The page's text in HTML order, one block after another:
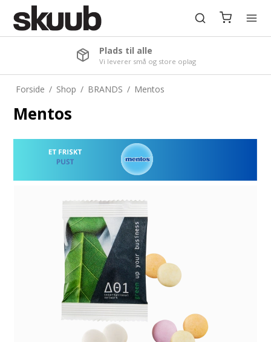
Plads til alle
Vi leverer små og store oplag
Forside / Shop / BRANDS / Mentos
Mentos